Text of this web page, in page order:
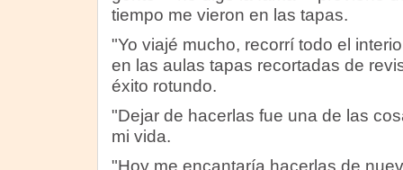
tiempo me vieron en las tapas.
"Yo viajé mucho, recorrí todo el
en las aulas tapas recortadas de
éxito rotundo.
"Dejar de hacerlas fue una de las
mi vida.
"Hoy me encantaría hacerlas de